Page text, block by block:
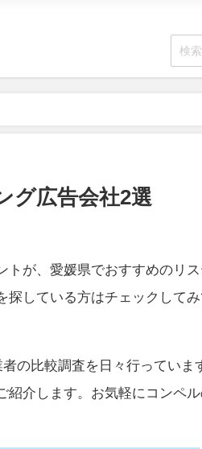
グ広告会社2選
が、愛媛県でおすすめのリス
している方はチェックしてみ
の比較調査を日々行っていま
紹介します。お気軽にコンペ